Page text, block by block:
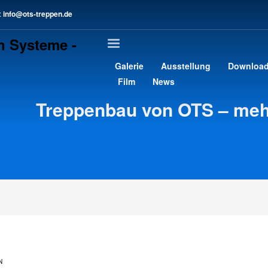
3
an support@ots-treppen.de. Vielen Dank!
info@ots-treppen.de
Galerie Ausstellung Download
Film
News
Treppenbau von OTS –